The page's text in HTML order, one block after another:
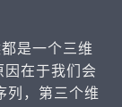
是一个三维
在于我们会
列，第三个维